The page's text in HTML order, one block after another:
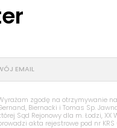
zgodę na otrzymywanie
Biernacki i Tomas Sp.
Sąd Rejonowy dla m. Łodzi,
akta rejestrowe pod nr